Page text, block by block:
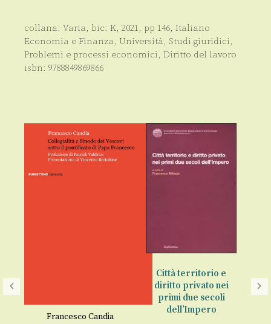
collana: Varia, bic: K, 2021, pp 146, Italiano
Economia e Finanza, Università, Studi giuridici,
Problemi e processi economici, Diritto del lavoro
isbn: 9788849869866
Francesco Candia
Città territorio e
diritto privato nei
primi due secoli
dell’Impero